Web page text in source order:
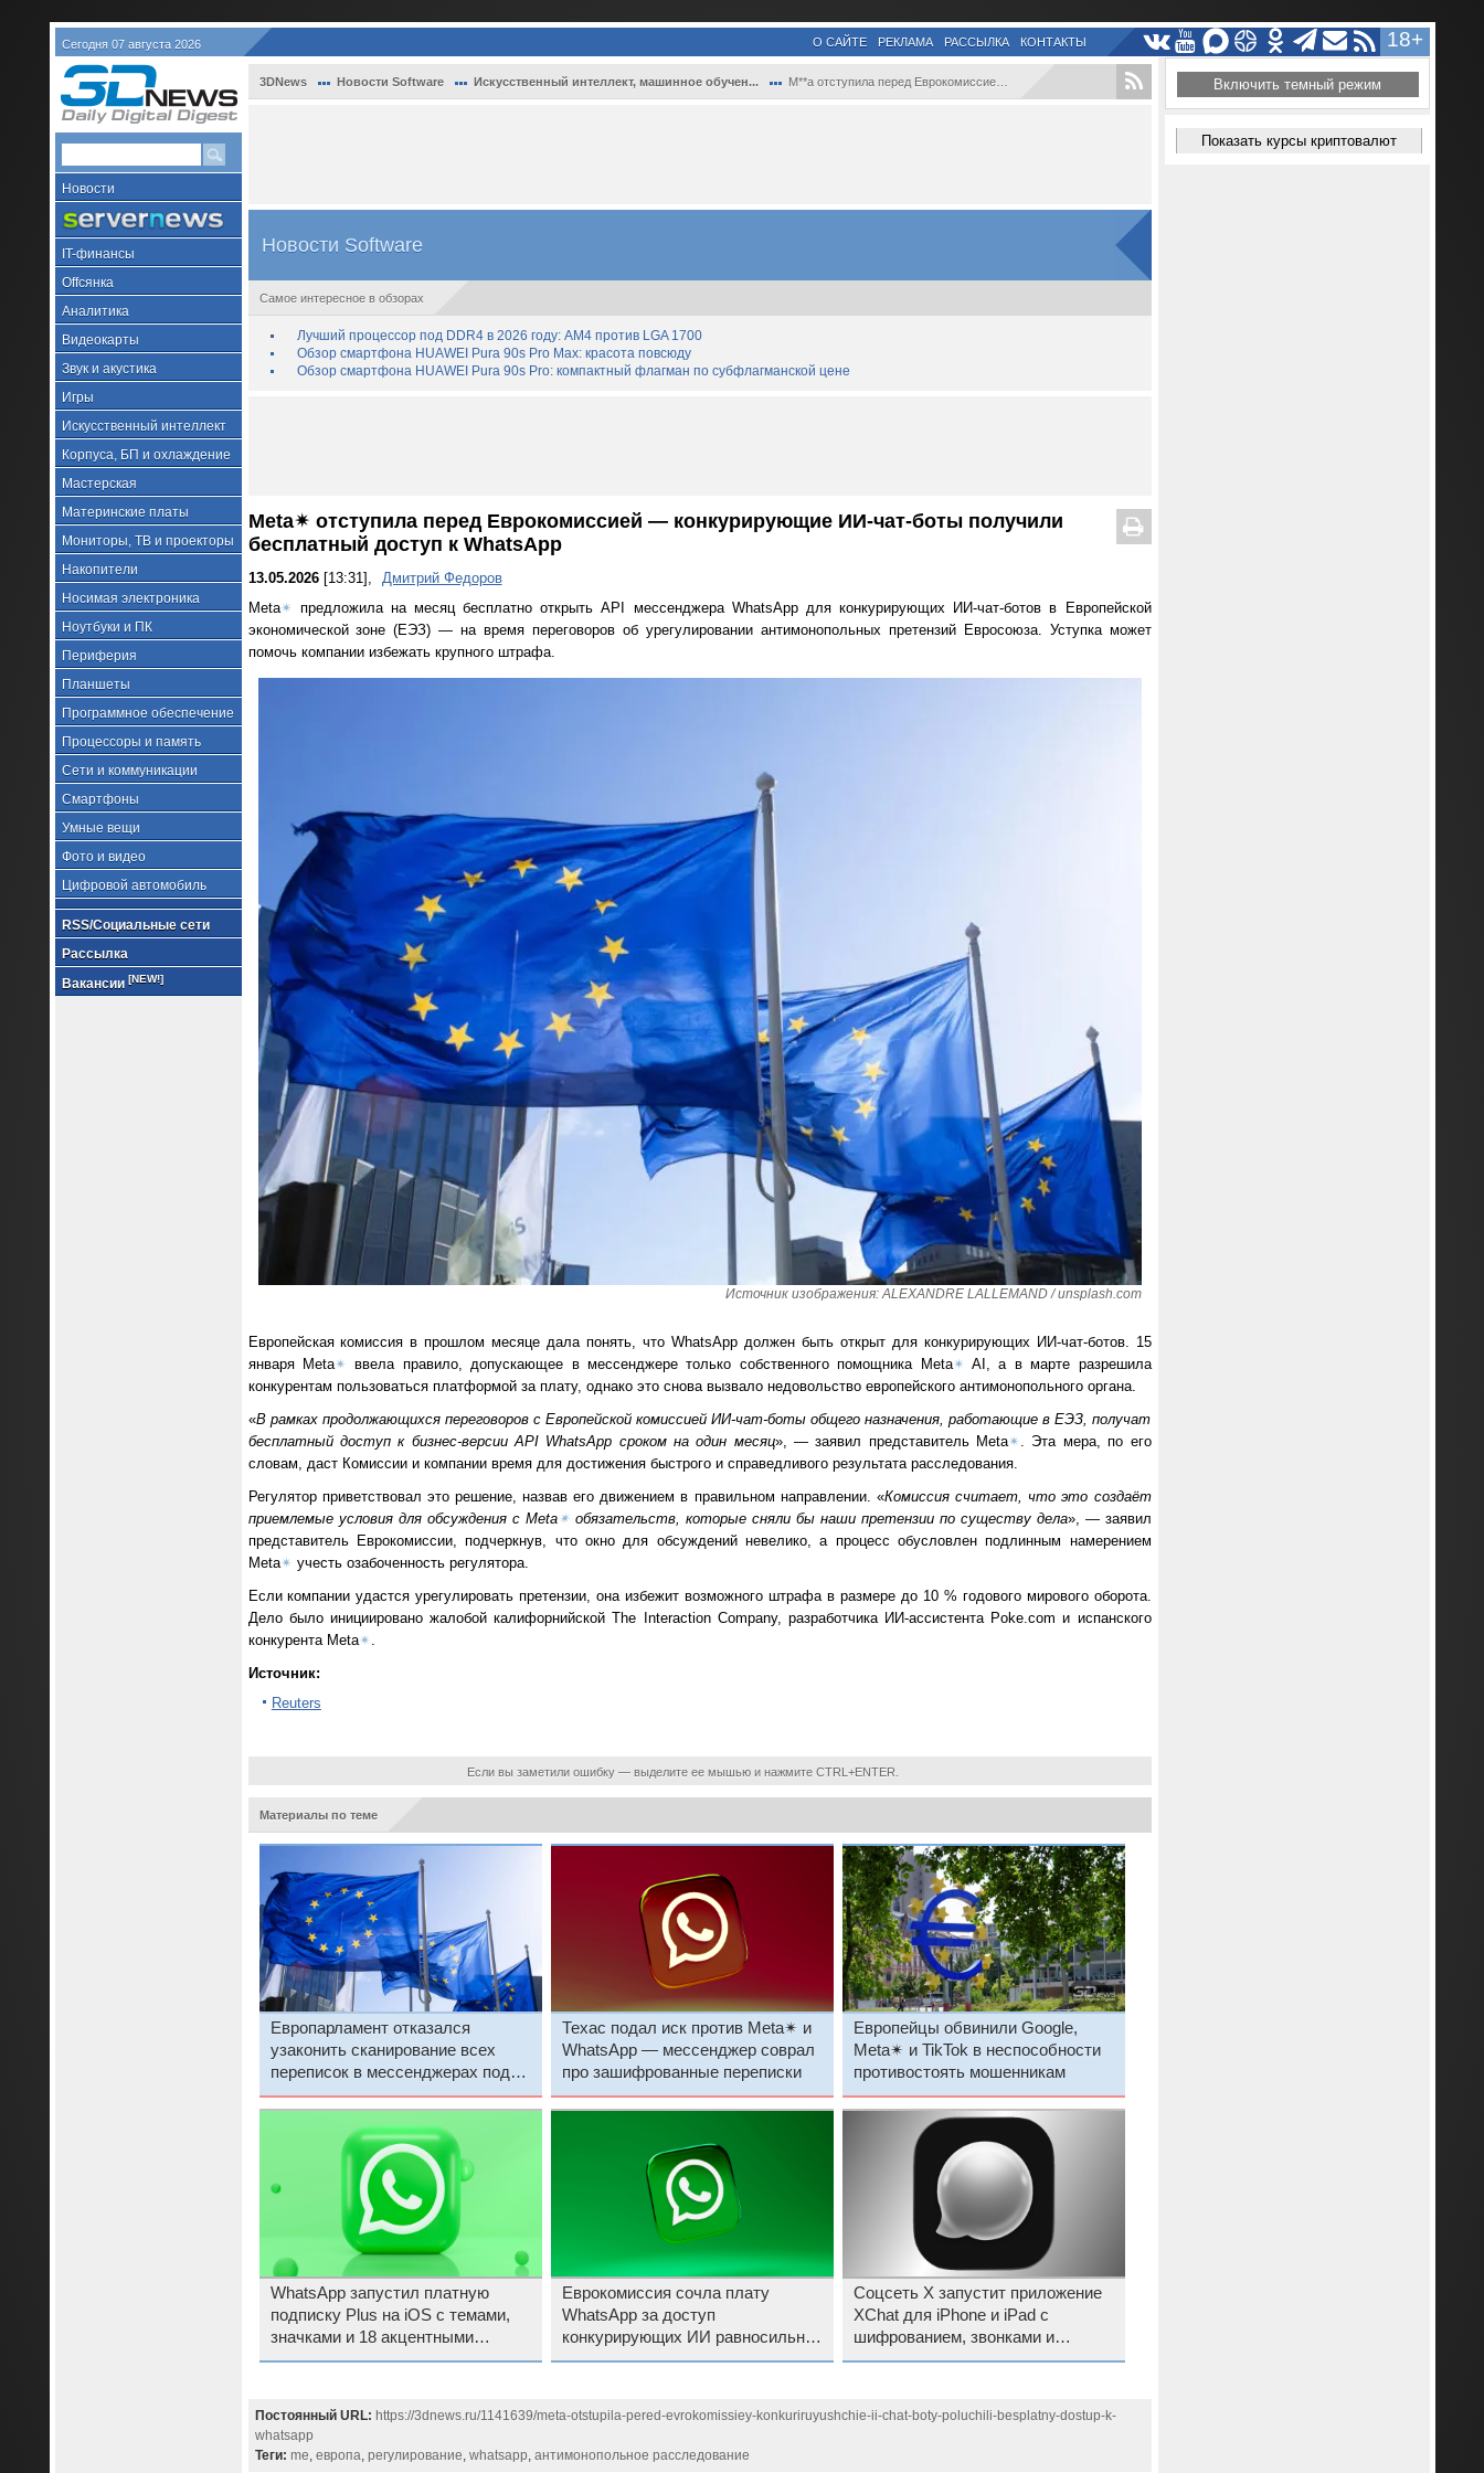
Сегодня 07 августа 2026 18+
О САЙТЕ РЕКЛАМА РАССЫЛКА КОНТАКТЫ
Новости
IT-финансы
Offсянка
Аналитика
Видеокарты
Звук и акустика
Игры
Искусственный интеллект
Корпуса, БП и охлаждение
Мастерская
Материнские платы
Мониторы, ТВ и проекторы
Накопители
Носимая электроника
Ноутбуки и ПК
Периферия
Планшеты
Программное обеспечение
Процессоры и память
Сети и коммуникации
Смартфоны
Умные вещи
Фото и видео
Цифровой автомобиль
RSS/Социальные сети
Рассылка
Вакансии [NEW!]
3DNews Новости Software Искусственный интеллект, машинное обучен... M**a отступила перед Еврокомиссией — кон...
Новости Software
Самое интересное в обзорах
Лучший процессор под DDR4 в 2026 году: AM4 против LGA 1700
Обзор смартфона HUAWEI Pura 90s Pro Max: красота повсюду
Обзор смартфона HUAWEI Pura 90s Pro: компактный флагман по субфлагманской цене
Meta✴ отступила перед Еврокомиссией — конкурирующие ИИ-чат-боты получили
бесплатный доступ к WhatsApp
13.05.2026[13:31],
Дмитрий Федоров
Meta✴ предложила на месяц бесплатно открыть API мессенджера WhatsApp для конкурирующих ИИ-чат-ботов в Европейской
экономической зоне (ЕЭЗ) — на время переговоров об урегулировании антимонопольных претензий Евросоюза. Уступка может
помочь компании избежать крупного штрафа.
Источник изображения: ALEXANDRE LALLEMAND / unsplash.com
Европейская комиссия в прошлом месяце дала понять, что WhatsApp должен быть открыт для конкурирующих ИИ-чат-ботов. 15
января Meta✴ ввела правило, допускающее в мессенджере только собственного помощника Meta✴ AI, а в марте разрешила
конкурентам пользоваться платформой за плату, однако это снова вызвало недовольство европейского антимонопольного органа.
«В рамках продолжающихся переговоров с Европейской комиссией ИИ-чат-боты общего назначения, работающие в ЕЭЗ, получат
бесплатный доступ к бизнес-версии API WhatsApp сроком на один месяц», — заявил представитель Meta✴ . Эта мера, по его
словам, даст Комиссии и компании время для достижения быстрого и справедливого результата расследования.
Регулятор приветствовал это решение, назвав его движением в правильном направлении. «Комиссия считает, что это создаёт
приемлемые условия для обсуждения с Meta✴обязательств, которые сняли бы наши претензии по существу дела», — заявил
представитель Еврокомиссии, подчеркнув, что окно для обсуждений невелико, а процесс обусловлен подлинным намерением
Meta✴ учесть озабоченность регулятора.
Если компании удастся урегулировать претензии, она избежит возможного штрафа в размере до 10 % годового мирового оборота.
Дело было инициировано жалобой калифорнийской The Interaction Company, разработчика ИИ-ассистента Poke.com и испанского
конкурента Meta✴ .
Источник:
Reuters
Если вы заметили ошибку — выделите ее мышью и нажмите CTRL+ENTER.
Материалы по теме
Европарламент отказался
узаконить сканирование всех
переписок в мессенджерах под
предлогом защиты детей — пока
что
Техас подал иск против Meta✴ и
WhatsApp — мессенджер соврал
про зашифрованные переписки
Европейцы обвинили Google,
Meta✴ и TikTok в неспособности
противостоять мошенникам
WhatsApp запустил платную
подписку Plus на iOS с темами,
значками и 18 акцентными
цветами
Еврокомиссия сочла плату
WhatsApp за доступ
конкурирующих ИИ равносильной
запрету
Соцсеть X запустит приложение
XChat для iPhone и iPad с
шифрованием, звонками и
передачей документов 17 апреля
Постоянный URL: https://3dnews.ru/1141639/meta-otstupila-pered-evrokomissiey-konkuriruyushchie-ii-chat-boty-poluchili-besplatny-dostup-k-
whatsapp
Теги: me, европа, регулирование, whatsapp, антимонопольное расследование
Включить темный режим
Показать курсы криптовалют